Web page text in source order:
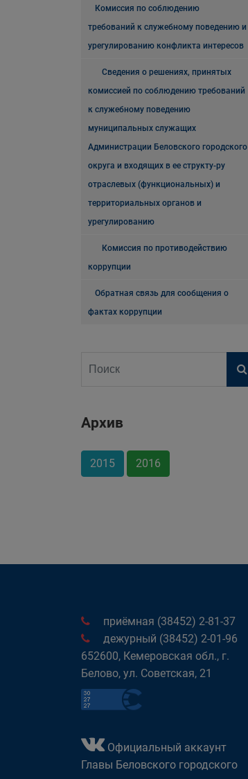
Комиссия по соблюдению
требований к служебному поведению и
урегулированию конфликта интересов
Сведения о решениях, принятых
комиссией по соблюдению требований
к служебному поведению
муниципальных служащих
Администрации Беловского городского
округа и входящих в ее структу-ру
отраслевых (функциональных) и
территориальных органов и
урегулированию
Комиссия по противодействию
коррупции
Обратная связь для сообщения о
фактах коррупции
Архив
2015 2016
приёмная (38452) 2-81-37
дежурный (38452) 2-01-96
652600, Кемеровская обл., г.
Белово, ул. Советская, 21
Официальный аккаунт
Главы Беловского городского